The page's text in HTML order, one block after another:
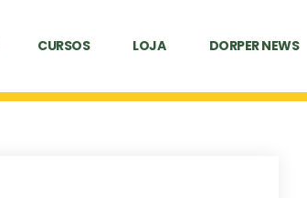
CURSOS LOJA DORPER NEWS